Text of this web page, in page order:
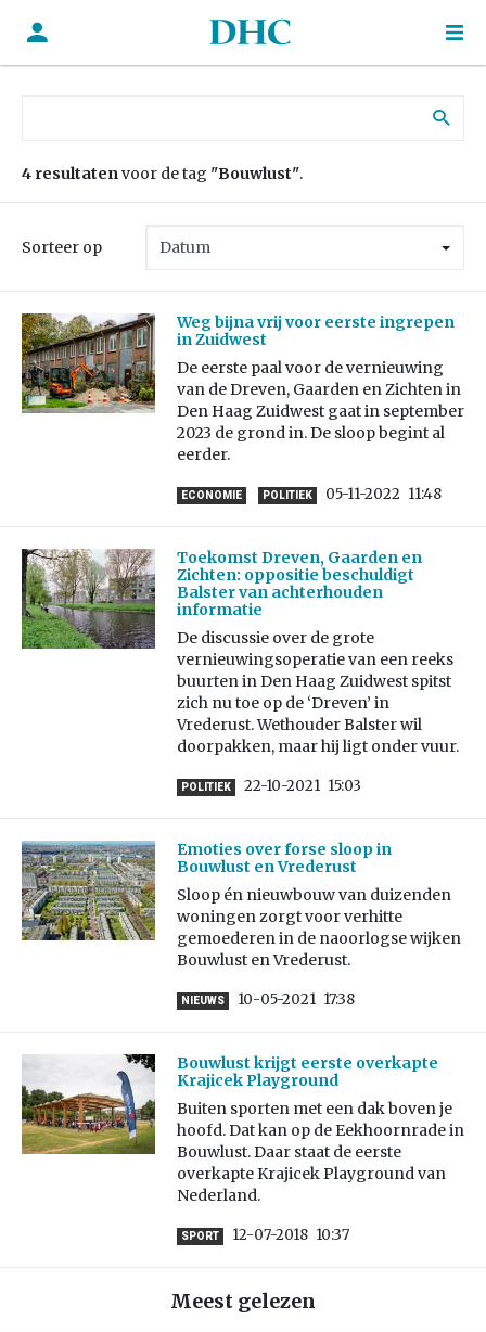
4 resultatenvoor de tag "Bouwlust".
Sorteer op
Weg bijna vrij voor eerste ingrepen
in Zuidwest
De eerste paal voor de vernieuwing
van de Dreven, Gaarden en Zichten in
Den Haag Zuidwest gaat in september
2023 de grond in. De sloop begint al
eerder.
ECONOMIE POLITIEK 05-11-2022 11:48
Toekomst Dreven, Gaarden en
Zichten: oppositie beschuldigt
Balster van achterhouden
informatie
De discussie over de grote
vernieuwingsoperatie van een reeks
buurten in Den Haag Zuidwest spitst
zich nu toe op de ‘Dreven’ in
Vrederust. Wethouder Balster wil
doorpakken, maar hij ligt onder vuur.
POLITIEK 22-10-2021 15:03
Emoties over forse sloop in
Bouwlust en Vrederust
Sloop én nieuwbouw van duizenden
woningen zorgt voor verhitte
gemoederen in de naoorlogse wijken
Bouwlust en Vrederust.
NIEUWS 10-05-2021 17:38
Bouwlust krijgt eerste overkapte
Krajicek Playground
Buiten sporten met een dak boven je
hoofd. Dat kan op de Eekhoornrade in
Bouwlust. Daar staat de eerste
overkapte Krajicek Playground van
Nederland.
SPORT 12-07-2018 10:37
Meest gelezen